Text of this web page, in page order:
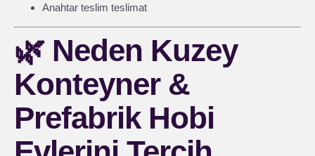
Anahtar teslim teslimat
🌿 Neden Kuzey
Konteyner &
Prefabrik Hobi